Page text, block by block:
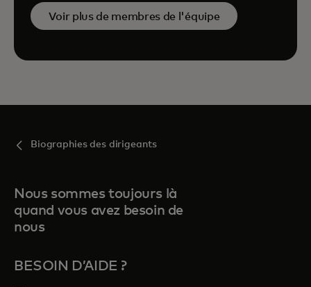
Voir plus de membres de l'équipe
Biographies des dirigeants
Nous sommes toujours là
quand vous avez besoin de
nous
BESOIN D’AIDE ?